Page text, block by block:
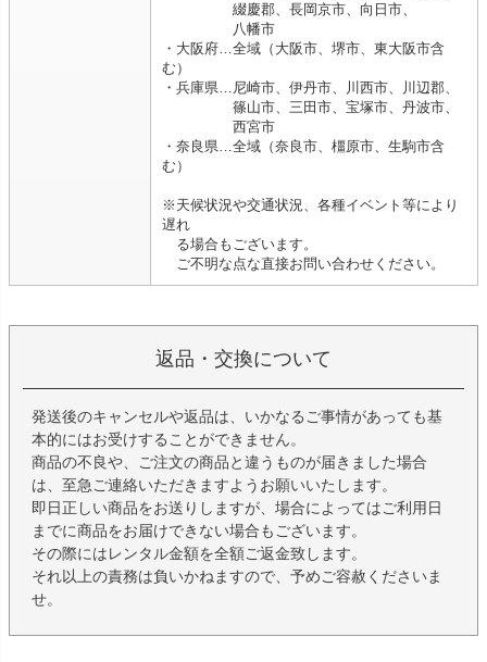
綴慶郡、長岡京市、向日市、
八幡市
・大阪府…全域（大阪市、堺市、東大阪市含
む）
・兵庫県…尼崎市、伊丹市、川西市、川辺郡、
篠山市、三田市、宝塚市、丹波市、
西宮市
・奈良県…全域（奈良市、橿原市、生駒市含
む）
※天候状況や交通状況、各種イベント等により
遅れ
る場合もございます。
ご不明な点な直接お問い合わせください。
返品・交換について
発送後のキャンセルや返品は、いかなるご事情があっても基
本的にはお受けすることができません。
商品の不良や、ご注文の商品と違うものが届きました場合
は、至急ご連絡いただきますようお願いいたします。
即日正しい商品をお送りしますが、場合によってはご利用日
までに商品をお届けできない場合もございます。
その際にはレンタル金額を全額ご返金致します。
それ以上の責務は負いかねますので、予めご容赦くださいま
せ。